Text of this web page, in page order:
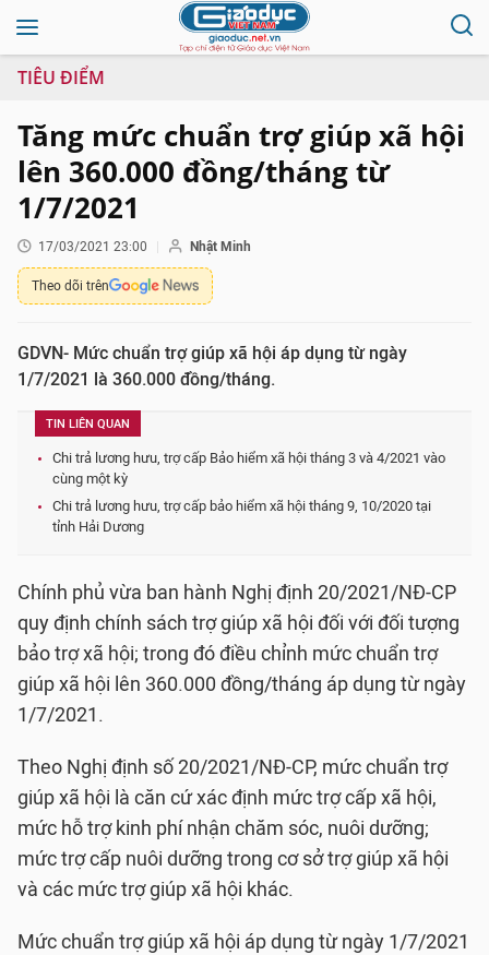
TIÊU ĐIỂM
Tăng mức chuẩn trợ giúp xã hội
lên 360.000 đồng/tháng từ
1/7/2021
17/03/2021 23:00 Nhật Minh
Theo dõi trên
GDVN- Mức chuẩn trợ giúp xã hội áp dụng từ ngày
1/7/2021 là 360.000 đồng/tháng.
TIN LIÊN QUAN
Chi trả lương hưu, trợ cấp Bảo hiểm xã hội tháng 3 và 4/2021 vào
cùng một kỳ
Chi trả lương hưu, trợ cấp bảo hiểm xã hội tháng 9, 10/2020 tại
tỉnh Hải Dương
Chính phủ vừa ban hành Nghị định 20/2021/NĐ-CP
quy định chính sách trợ giúp xã hội đối với đối tượng
bảo trợ xã hội; trong đó điều chỉnh mức chuẩn trợ
giúp xã hội lên 360.000 đồng/tháng áp dụng từ ngày
1/7/2021.
Theo Nghị định số 20/2021/NĐ-CP, mức chuẩn trợ
giúp xã hội là căn cứ xác định mức trợ cấp xã hội,
mức hỗ trợ kinh phí nhận chăm sóc, nuôi dưỡng;
mức trợ cấp nuôi dưỡng trong cơ sở trợ giúp xã hội
và các mức trợ giúp xã hội khác.
Mức chuẩn trợ giúp xã hội áp dụng từ ngày 1/7/2021